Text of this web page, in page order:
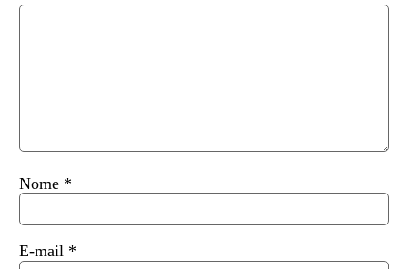
Nome *
E-mail *